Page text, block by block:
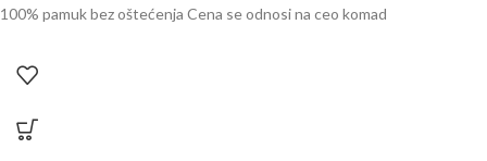
100% pamuk bez oštećenja Cena se odnosi na ceo komad